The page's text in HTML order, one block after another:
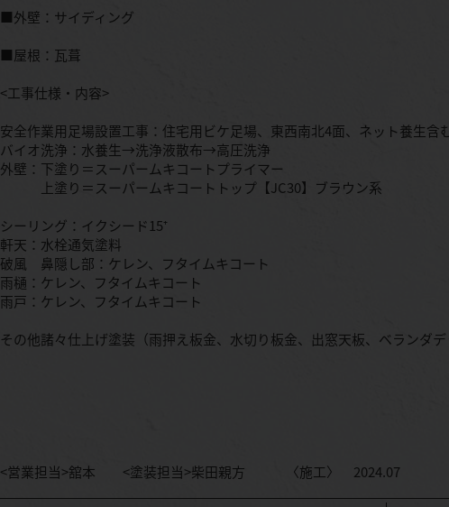
■外壁：サイディング
■屋根：瓦葺
<工事仕様・内容>
安全作業用足場設置工事：住宅用ビケ足場、東西南北4面、ネット養生含
バイオ洗浄：水養生→洗浄液散布→高圧洗浄
外壁：下塗り＝スーパームキコートプライマー
上塗り＝スーパームキコートトップ【JC30】ブラウン系
シーリング：イクシード15⁺
軒天：水栓通気塗料
破風 鼻隠し部：ケレン、フタイムキコート
雨樋：ケレン、フタイムキコート
雨戸：ケレン、フタイムキコート
その他諸々仕上げ塗装（雨押え板金、水切り板金、出窓天板、ベランダ
<営業担当>舘本 <塗装担当>柴田親方 〈施工〉 2024.07